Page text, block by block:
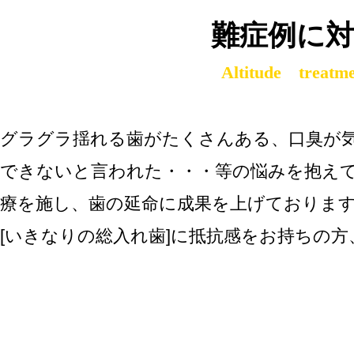
難症例に
Altitude
グラグラ揺れる歯がたくさんある、口臭が
できないと言われた・・・等の悩みを抱え
療を施し、歯の延命に成果を上げておりま
[いきなりの総入れ歯]に抵抗感をお持ちの